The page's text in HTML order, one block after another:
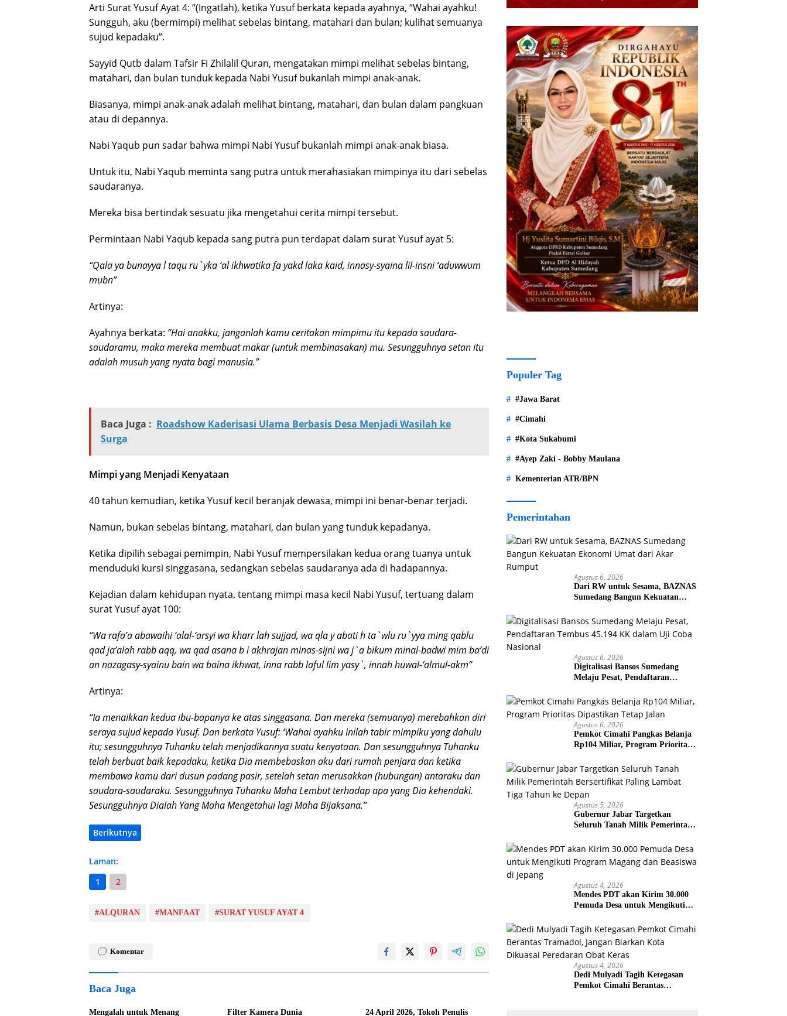
Arti Surat Yusuf Ayat 4: “(Ingatlah), ketika Yusuf berkata kepada ayahnya, “Wahai ayahku!
Sungguh, aku (bermimpi) melihat sebelas bintang, matahari dan bulan; kulihat semuanya
sujud kepadaku”.
Sayyid Qutb dalam Tafsir Fi Zhilalil Quran, mengatakan mimpi melihat sebelas bintang,
matahari, dan bulan tunduk kepada Nabi Yusuf bukanlah mimpi anak-anak.
Biasanya, mimpi anak-anak adalah melihat bintang, matahari, dan bulan dalam pangkuan
atau di depannya.
Nabi Yaqub pun sadar bahwa mimpi Nabi Yusuf bukanlah mimpi anak-anak biasa.
Untuk itu, Nabi Yaqub meminta sang putra untuk merahasiakan mimpinya itu dari sebelas
saudaranya.
Mereka bisa bertindak sesuatu jika mengetahui cerita mimpi tersebut.
Permintaan Nabi Yaqub kepada sang putra pun terdapat dalam surat Yusuf ayat 5:
“Qala ya bunayya l taqu ru`yka ‘al ikhwatika fa yakd laka kaid, innasy-syaina lil-insni ‘aduwwum
mubn”
Artinya:
Ayahnya berkata: “Hai anakku, janganlah kamu ceritakan mimpimu itu kepada saudara-
saudaramu, maka mereka membuat makar (untuk membinasakan) mu. Sesungguhnya setan itu
adalah musuh yang nyata bagi manusia.”
Baca Juga : Roadshow Kaderisasi Ulama Berbasis Desa Menjadi Wasilah ke
Surga
Mimpi yang Menjadi Kenyataan
40 tahun kemudian, ketika Yusuf kecil beranjak dewasa, mimpi ini benar-benar terjadi.
Namun, bukan sebelas bintang, matahari, dan bulan yang tunduk kepadanya.
Ketika dipilih sebagai pemimpin, Nabi Yusuf mempersilakan kedua orang tuanya untuk
menduduki kursi singgasana, sedangkan sebelas saudaranya ada di hadapannya.
Kejadian dalam kehidupan nyata, tentang mimpi masa kecil Nabi Yusuf, tertuang dalam
surat Yusuf ayat 100:
“Wa rafa’a abawaihi ‘alal-‘arsyi wa kharr lah sujjad, wa qla y abati h ta`wlu ru`yya ming qablu
qad ja’alah rabb aqq, wa qad asana b i akhrajan minas-sijni wa j`a bikum minal-badwi mim ba’di
an nazagasy-syainu bain wa baina ikhwat, inna rabb laful lim yasy`, innah huwal-‘almul-akm”
Artinya:
“Ia menaikkan kedua ibu-bapanya ke atas singgasana. Dan mereka (semuanya) merebahkan diri
seraya sujud kepada Yusuf. Dan berkata Yusuf: ‘Wahai ayahku inilah tabir mimpiku yang dahulu
itu; sesungguhnya Tuhanku telah menjadikannya suatu kenyataan. Dan sesungguhnya Tuhanku
telah berbuat baik kepadaku, ketika Dia membebaskan aku dari rumah penjara dan ketika
membawa kamu dari dusun padang pasir, setelah setan merusakkan (hubungan) antaraku dan
saudara-saudaraku. Sesungguhnya Tuhanku Maha Lembut terhadap apa yang Dia kehendaki.
Sesungguhnya Dialah Yang Maha Mengetahui lagi Maha Bijaksana.”
Berikutnya
Laman:
1
2
#ALQURAN #MANFAAT #SURAT YUSUF AYAT 4
Komentar
Baca Juga
Mengalah untuk Menang Filter Kamera Dunia 24 April 2026, Tokoh Penulis
Populer Tag
#Jawa Barat
#Cimahi
#Kota Sukabumi
#Ayep Zaki - Bobby Maulana
Kementerian ATR/BPN
Pemerintahan
Agustus 6, 2026
Dari RW untuk Sesama, BAZNAS
Sumedang Bangun Kekuatan
Agustus 6, 2026
Digitalisasi Bansos Sumedang
Melaju Pesat, Pendaftaran
Coba Nasional
Agustus 6, 2026
Pemkot Cimahi Pangkas Belanja
Rp104 Miliar, Program Prioritas
Agustus 5, 2026
Gubernur Jabar Targetkan
Seluruh Tanah Milik Pemerintah
Tahun ke Depan
Agustus 4, 2026
Mendes PDT akan Kirim 30.000
Pemuda Desa untuk Mengikuti
Jepang
Agustus 4, 2026
Dedi Mulyadi Tagih Ketegasan
Pemkot Cimahi Berantas